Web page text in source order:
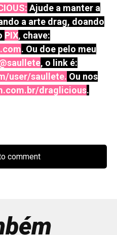
Ajude a manter a
a arte drag, doando
PIX, chave:
. Ou doe pelo meu
, o link é:
user/saullete. Ou nos
draglicious.
comment